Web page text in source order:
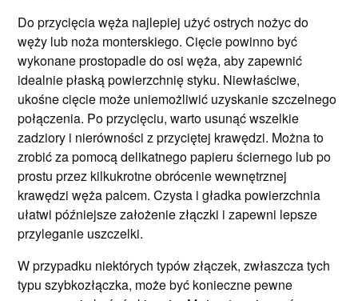
Do przycięcia węża najlepiej użyć ostrych nożyc do
węży lub noża monterskiego. Cięcie powinno być
wykonane prostopadle do osi węża, aby zapewnić
idealnie płaską powierzchnię styku. Niewłaściwe,
ukośne cięcie może uniemożliwić uzyskanie szczelnego
połączenia. Po przycięciu, warto usunąć wszelkie
zadziory i nierówności z przyciętej krawędzi. Można to
zrobić za pomocą delikatnego papieru ściernego lub po
prostu przez kilkukrotne obrócenie wewnętrznej
krawędzi węża palcem. Czysta i gładka powierzchnia
ułatwi późniejsze założenie złączki i zapewni lepsze
przyleganie uszczelki.
W przypadku niektórych typów złączek, zwłaszcza tych
typu szybkozłączka, może być konieczne pewne